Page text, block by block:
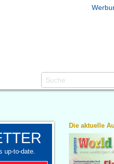
up-to-date.
Die aktuelle